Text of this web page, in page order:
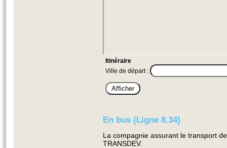
Itinéraire
Ville de départ :
En bus (Ligne 8.34)
La compagnie assurant le transport
TRANSDEV.